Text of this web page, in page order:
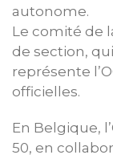
autonome.
Le comité de
de section,
représente
officielles.
En Belgique,
50, en